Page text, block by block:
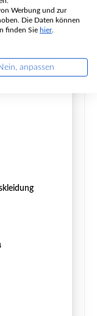
Werbung und zur
Die Daten können
finden Sie hier.
anpassen